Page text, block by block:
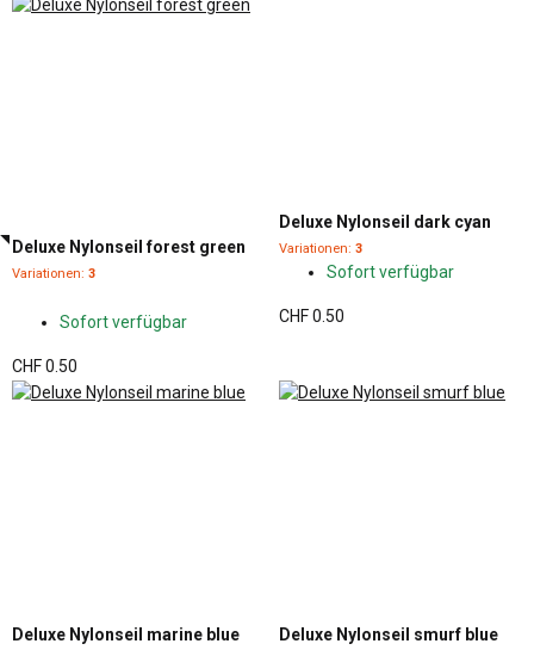
Deluxe Nylonseil forest green
Variationen: 3
Sofort verfügbar
CHF 0.50
Deluxe Nylonseil dark cyan
Variationen: 3
Sofort verfügbar
CHF 0.50
Deluxe Nylonseil marine blue Deluxe Nylonseil smurf blue